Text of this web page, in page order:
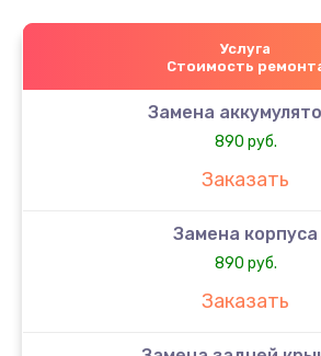
Услуга
Стоимость
Замена
890 руб.
Заказать
Замена корпуса
890 руб.
Заказать